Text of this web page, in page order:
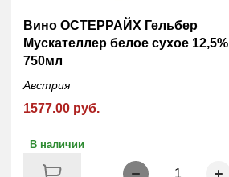
Вино ОСТЕРРАЙХ Гельбер
Мускателлер белое сухое 12,5%
750мл
Австрия
1577.00 руб.
В наличии
1